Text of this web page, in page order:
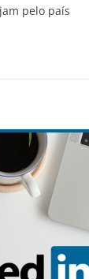
pelo país